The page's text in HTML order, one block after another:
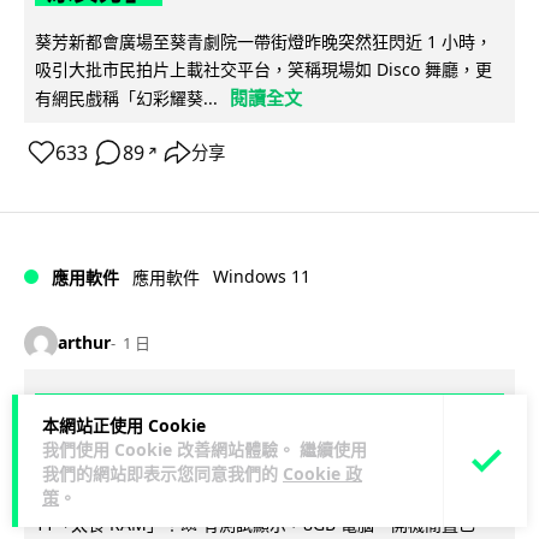
本網站正使用 Cookie
我們使用 Cookie 改善網站體驗。 繼續使用
我們的網站即表示您同意我們的 Cookie 政
策 。
葵芳新都會廣場至葵青劇院一帶街燈昨晚突然狂閃近 1 小時，
吸引大批市民拍片上載社交平台，笑稱現場如 Disco 舞廳，更
有網民戲稱「幻彩耀葵...
閱讀全文
633 89 ↗ 分享
應用軟件 應用軟件 Windows 11
arthur 1 日
Windows 11 太食 RAM？Microsoft 認
低威承諾為 8GB 電腦「減磅」
8GB RAM 用戶終於有救？Microsoft 終於肯認 Windows
11「太食 RAM」！💥 有測試顯示，8GB 電腦一開機閒置已